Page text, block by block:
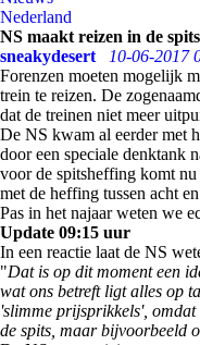
Nederland
NS maakt reizen in de
sneakydesert
10-06-2017
Forenzen moeten mogelijk
trein te reizen. De
dat de treinen niet meer
De NS kwam al eerder met
door een speciale denktank
voor de spitsheffing komt
met de heffing tussen acht
Pas in het najaar weten we
Update 09:15 uur
In een reactie laat de NS
"Dat is op dit moment een
wat ons betreft ligt alles op
'slimme prijsprikkels',
de spits, maar bijvoorbeeld